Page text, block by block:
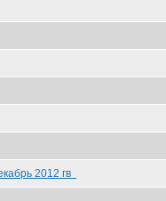
2012 гв